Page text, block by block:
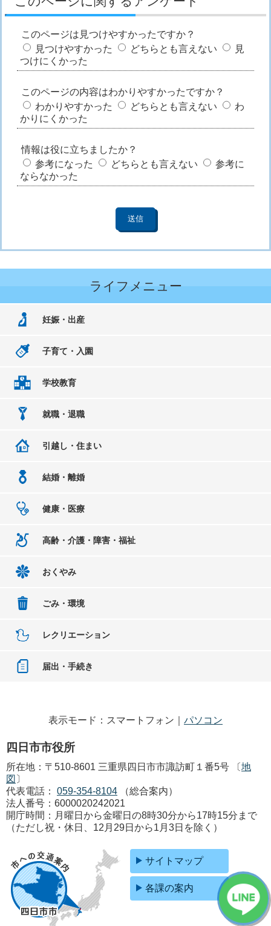
このページは見つけやすかったですか？
見つけやすかった
どちらとも言えない
見
つけにくかった
このページの内容はわかりやすかったですか？
わかりやすかった
どちらとも言えない
わ
かりにくかった
情報は役に立ちましたか？
参考になった
どちらとも言えない
参考に
ならなかった
ライフメニュー
妊娠・出産
子育て・入園
学校教育
就職・退職
引越し・住まい
結婚・離婚
健康・医療
高齢・介護・障害・福祉
おくやみ
ごみ・環境
レクリエーション
届出・手続き
表示モード：スマートフォン｜ パソコン
四日市市役所
所在地：〒510-8601 三重県四日市市諏訪町１番5号 〔地
図 〕
代表電話：
059-354-8104
（総合案内）
法人番号：6000020242021
開庁時間：月曜日から金曜日の8時30分から17時15分まで
（ただし祝・休日、12月29日から1月3日を除く）
サイトマップ
各課の案内